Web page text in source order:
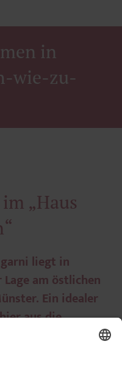
in
wie-zu-
„Haus
liegt in
am östlichen
Ein idealer
aus die
oder als
Umland.